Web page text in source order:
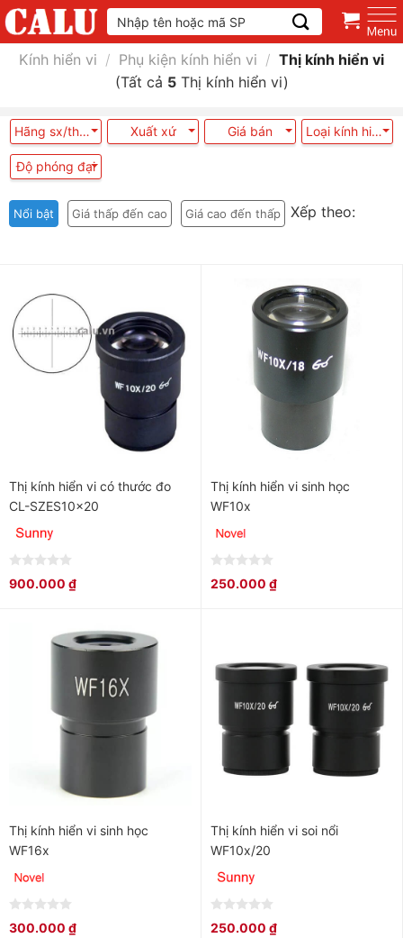
Skip
to
content
Tìm
kiếm:
Kính hiển vi / Phụ kiện kính hiển vi / Thị kính hiển vi
(Tất cả 5Thị kính hiển vi)
Xếp theo:
Nổi bật Giá thấp đến cao Giá cao đến thấp
Thị kính hiển vi có thước đo
CL-SZES10x20
0
out
900.000 ₫
Thị kính hiển vi sinh học
WF10x
0
out
250.000 ₫
Thị kính hiển vi sinh học
WF16x
0
out
300.000 ₫
Thị kính hiển vi soi nổi
WF10x/20
0
out
250.000 ₫
Hãng sx/thương hiệu Xuất xứ Giá bán Loại kính hiển vi
Độ phóng đại